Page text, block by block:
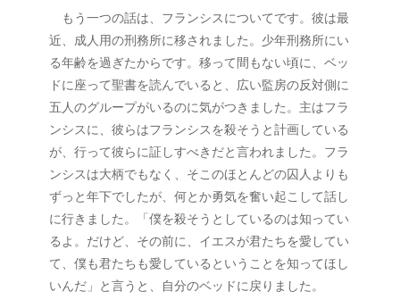
もう一つの話は、フランシスについてです。彼は最
近、成人用の刑務所に移されました。少年刑務所にい
る年齢を過ぎたからです。移って間もない頃に、ベッ
ドに座って聖書を読んでいると、広い監房の反対側に
五人のグループがいるのに気がつきました。主はフラ
ンシスに、彼らはフランシスを殺そうと計画している
が、行って彼らに証しすべきだと言われました。フラ
ンシスは大柄でもなく、そこのほとんどの囚人よりも
ずっと年下でしたが、何とか勇気を奮い起こして話し
に行きました。「僕を殺そうとしているのは知ってい
るよ。だけど、その前に、イエスが君たちを愛してい
て、僕も君たちも愛しているということを知ってほし
いんだ」と言うと、自分のベッドに戻りました。